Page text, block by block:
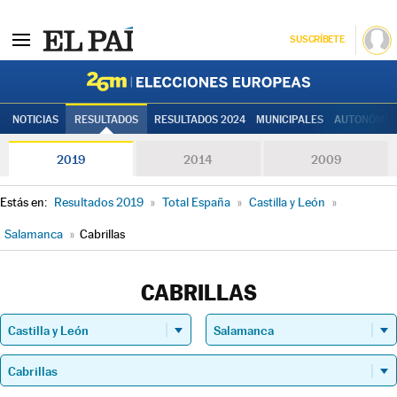
SUSCRÍBETE
NOTICIAS RESULTADOS RESULTADOS 2024 MUNICIPALES
2019 2014 2009
Estás en: Resultados 2019 » Total España » Castilla y León »
Salamanca » Cabrillas
CABRILLAS